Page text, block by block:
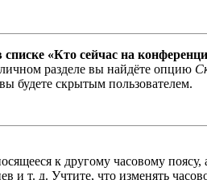
«Кто сейчас на
разделе вы найдёте опцию
будете скрытым пользователем.
к другому часовому
и т. д. Учтите, что изменять